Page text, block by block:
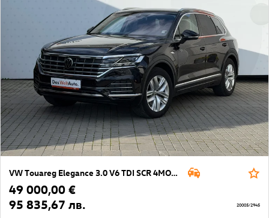
VW Touareg Elegance 3.0 V6 TDI SCR 4MOTION
49 000,00 €
95 835,67 лв.
20005/2945